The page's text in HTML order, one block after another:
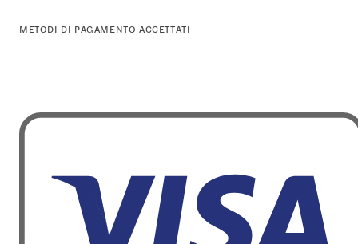
METODI DI PAGAMENTO ACCETTATI